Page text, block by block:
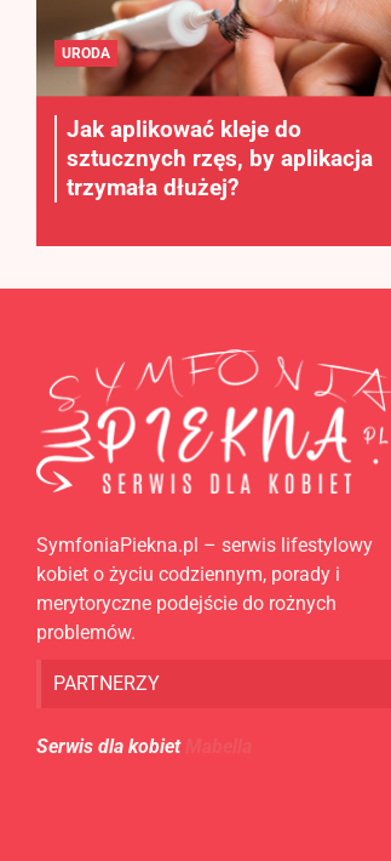
URODA
Jak aplikować kleje do
sztucznych rzęs, by aplikacja
trzymała dłużej?
SymfoniaPiekna.pl – serwis lifestylowy
kobiet o życiu codziennym, porady i
merytoryczne podejście do rożnych
problemów.
PARTNERZY
Serwis dla kobiet